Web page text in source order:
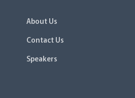
About Us
Contact Us
Speakers